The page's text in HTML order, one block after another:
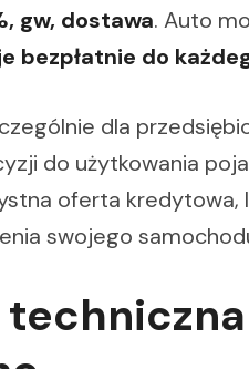
gw, dostawa. Auto
bezpłatnie do
dla
do użytkowania
oferta kredytowa,
swojego